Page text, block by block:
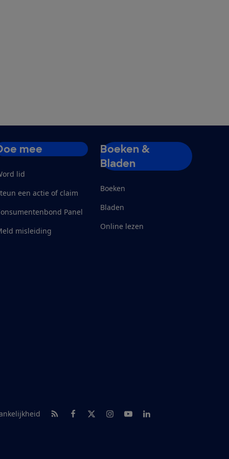
mee
lid
een actie of claim
Panel
misleiding
Boeken &
Bladen
Boeken
Bladen
Online lezen
RSS-feed nieuws
Facebook
TwitterInstagram
YoutubeLinkedIn